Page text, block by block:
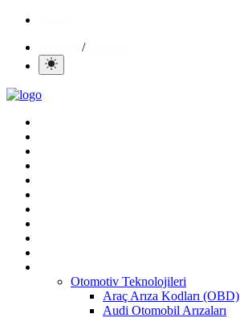
/
Otomotiv Teknolojileri
Araç Arıza Kodları (OBD)
Audi Otomobil Arızaları